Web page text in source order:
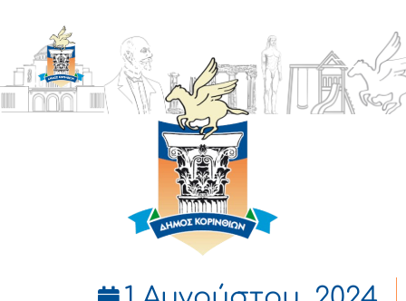
ΔΗΜΟΣ
ΚΟΡΙΝΘΙΩΝ